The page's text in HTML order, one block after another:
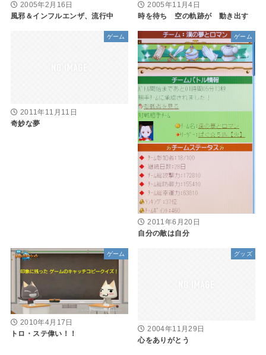
2005年2月16日
風邪＆インフルエンザ、流行中
2005年11月4日
時を待ち 空の軌跡が 動き出す
ゲーム
2011年11月11日
奇妙な夢
ゲーム
2011年6月20日
自分の敵は自分
ゲーム
2010年4月17日
トロ・ステ偉い！！
グッズ
2004年11月29日
心をありがとう